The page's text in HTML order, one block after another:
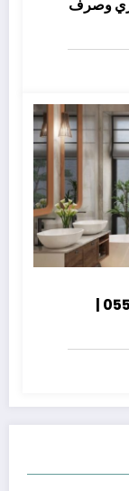
وصرف
سباك حي المؤتمرات الرياض 0558623942 |